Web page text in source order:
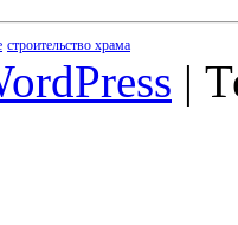
строительство храма
|